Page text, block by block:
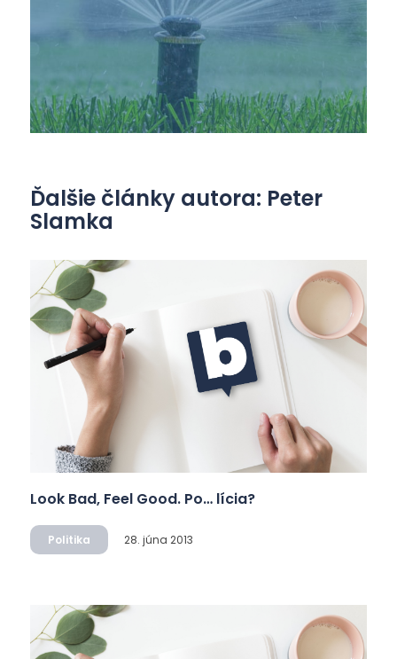
Ďalšie články autora: Peter
Slamka
Look Bad, Feel Good. Po… lícia?
Politika 28. júna 2013